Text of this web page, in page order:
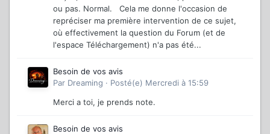
ou pas. Normal. Cela me donne l'occasion de
repréciser ma première intervention de ce sujet,
où effectivement la question du Forum (et de
l'espace Téléchargement) n'a pas été...
Besoin de vos avis
Par Dreaming · Posté(e) Mercredi à 15:59
Merci a toi, je prends note.
Besoin de vos avis